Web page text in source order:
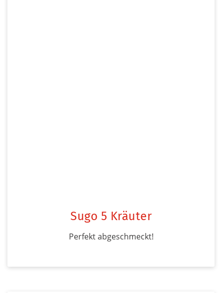
Sugo 5 Kräuter
Perfekt abgeschmeckt!